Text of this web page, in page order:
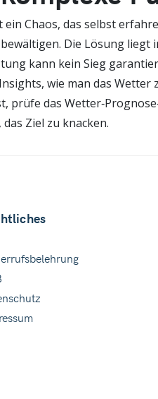
Chaos, das selbst
Die Lösung
kann kein Sieg
wie man das Wetter
prüfe das
Ziel zu knacken.